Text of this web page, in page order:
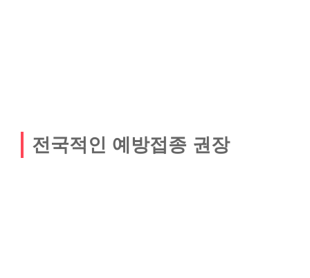
전국적인 예방접종 권장